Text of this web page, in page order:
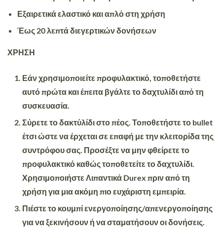
Εξαιρετικά ελαστικό και απλό στη χρήση
Έως 20 λεπτά διεγερτικών δονήσεων
ΧΡΗΣΗ
Εάν χρησιμοποιείτε προφυλακτικό, τοποθετήστε
αυτό πρώτα και έπειτα βγάλτε το δαχτυλίδι από τη
συσκευασία.
Σύρετε το δακτύλίδι στο πέος. Τοποθετήστε το bullet
έτσι ώστε να έρχεται σε επαφή με την κλειτορίδα της
συντρόφου σας. Προσέξτε να μην φθείρετε το
προφυλακτικό καθώς τοποθετείτε το δαχτυλίδι.
Χρησιμοποιήστε Λιπαντικά Durex πριν από τη
χρήση για μια ακόμη πιο ευχάριστη εμπειρία.
Πιέστε το κουμπί ενεργοποίησης/απενεργοποίησης
για να ξεκινήσουν ή να σταματήσουν οι δονήσεις.